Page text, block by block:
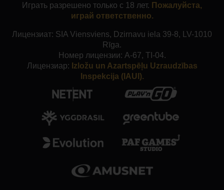
Играть разрешено только с 18 лет. Пожалуйста,
играй ответственно.
Лицензиат: SIA Viensviens, Dzirnavu iela 39-8, LV-1010
Rīga.
Номер лицензии: A-67, TI-04.
Лицензиар: Izložu un Azartspēļu Uzraudzības
Inspekcija (IAUI).